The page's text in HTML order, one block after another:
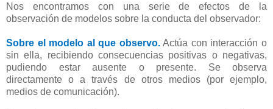
Nos encontramos con una serie de efectos de la
observación de modelos sobre la conducta del observador:
Sobre el modelo al que observo.Actúa con interacción o
sin ella, recibiendo consecuencias positivas o negativas,
pudiendo estar ausente o presente. Se observa
directamente o a través de otros medios (por ejemplo,
medios de comunicación).